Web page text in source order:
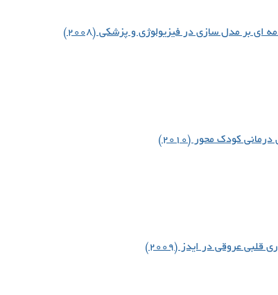
‌ای بر مدل سازی در فیزیولوژی و پزشکی (۲۰۰۸)
کودک محور (۲۰۱۰)
قلبی عروقی در ایدز (۲۰۰۹)